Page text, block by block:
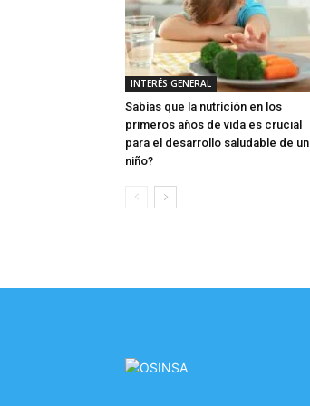
INTERÉS GENERAL
Sabias que la nutrición en los
primeros años de vida es crucial
para el desarrollo saludable de un
niño?